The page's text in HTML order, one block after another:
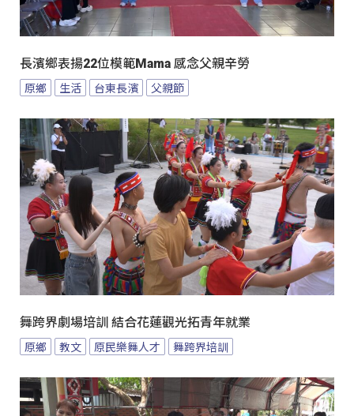
長濱鄉表揚22位模範Mama 感念父親辛勞
原鄉 生活 台東長濱 父親節
舞跨界劇場培訓 結合花蓮觀光拓青年就業
原鄉 教文 原民樂舞人才 舞跨界培訓